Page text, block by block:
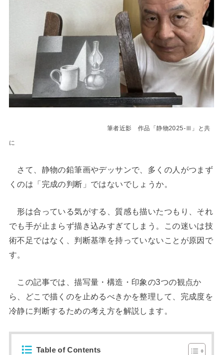
筆者近影 作品「静物2025-Ⅲ」と共
に
さて、静物の鉛筆画やデッサンで、多くの人がつまず
くのは「完成の判断」ではないでしょうか。
形は合っている気がする、質感も描いたつもり、それ
でも手が止まらず描き込みすぎてしまう。この迷いは技
術不足ではなく、判断基準を持っていないことが原因で
す。
この記事では、描写量・構造・印象の3つの観点か
ら、どこで描くのを止めるべきかを整理して、完成度を
冷静に判断するための考え方を解説します。
Table of Contents